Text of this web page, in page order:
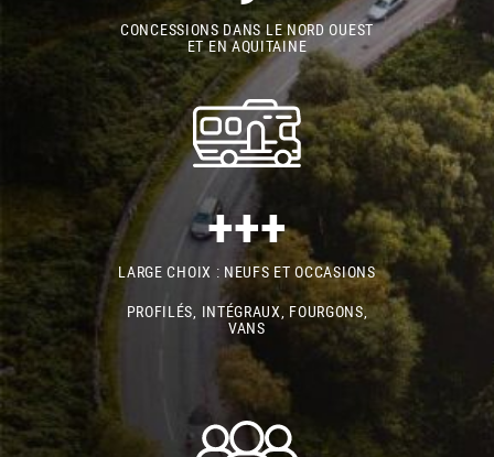
CONCESSIONS DANS LE NORD OUEST
ET EN AQUITAINE
+++
LARGE CHOIX : NEUFS ET OCCASIONS
PROFILÉS, INTÉGRAUX, FOURGONS,
VANS